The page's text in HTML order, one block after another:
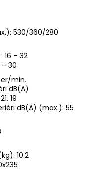
530/360/280
– 32
30
min.
dB(A)
19
dB(A) (max.): 55
10.2